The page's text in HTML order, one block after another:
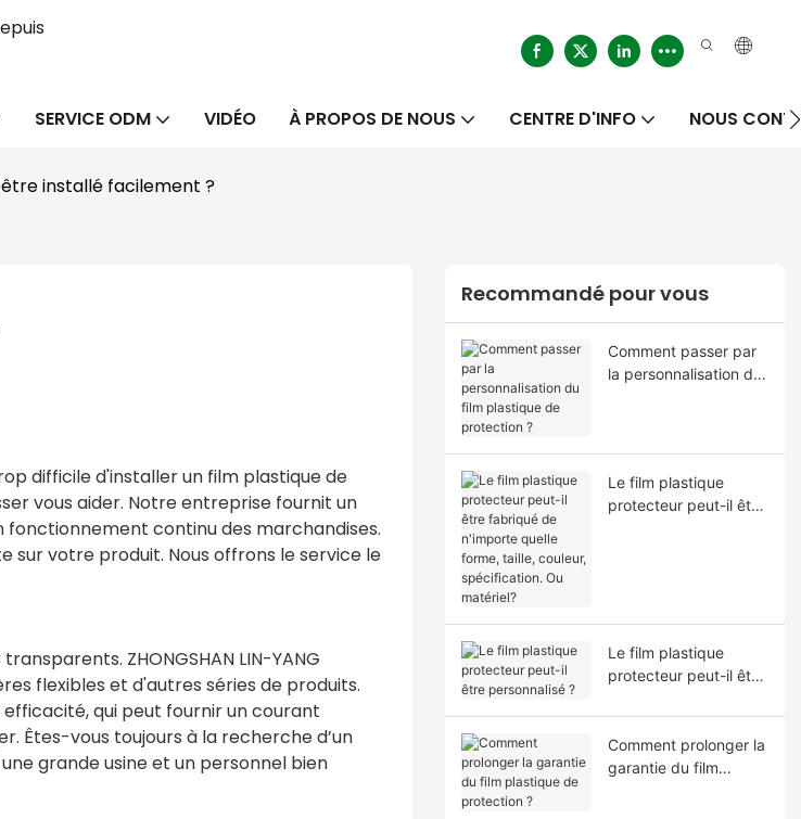
SERVICE ODM VIDÉO À PROPOS DE NOUS CENTRE D'INFO NOUS
installé facilement ?
difficile d'installer un film plastique de
vous aider. Notre entreprise fournit un
continu des marchandises.
sur votre produit. Nous offrons le service le
ZHONGSHAN LIN-YANG
flexibles et d'autres séries de produits.
efficacité, qui peut fournir un courant
Êtes-vous toujours à la recherche d’un
grande usine et un personnel bien
Recommandé pour vous
Comment passer par
la personnalisation du
Le film plastique
protecteur peut-il être
Le film plastique
protecteur peut-il être
Comment prolonger la
garantie du film